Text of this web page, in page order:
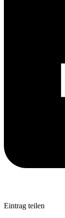
Eintrag teilen